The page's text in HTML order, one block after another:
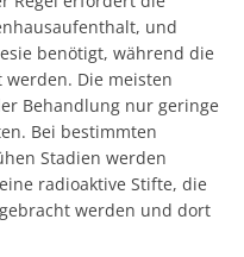
und
benötigt, während die
Die meisten
Behandlung nur geringe
Bei bestimmten
Stadien werden
radioaktive Stifte, die
werden und dort